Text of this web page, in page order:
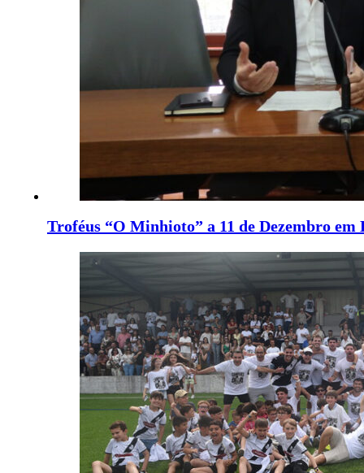
Troféus “O Minhioto” a 11 de Dezembro em